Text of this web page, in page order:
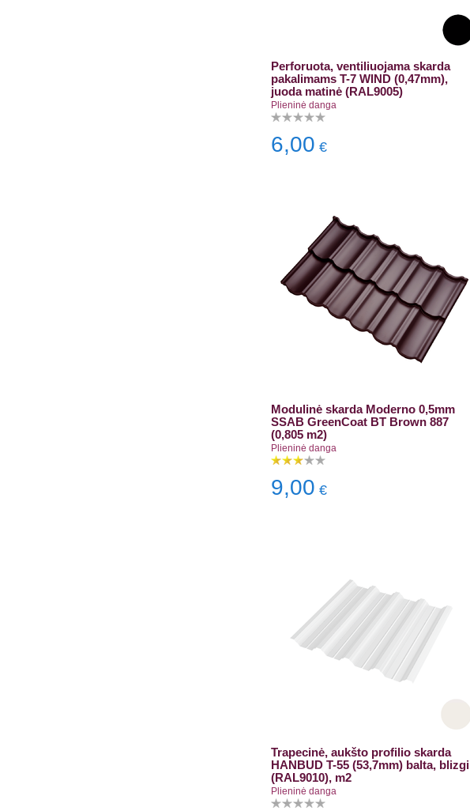
Perforuota, ventiliuojama skarda
pakalimams T-7 WIND (0,47mm),
juoda matinė (RAL9005)
Plieninė danga
6,00 €
Modulinė skarda Moderno 0,5mm
SSAB GreenCoat BT Brown 887
(0,805 m2)
Plieninė danga
9,00 €
Trapecinė, aukšto profilio skarda
HANBUD T-55 (53,7mm) balta, blizgi
(RAL9010), m2
Plieninė danga